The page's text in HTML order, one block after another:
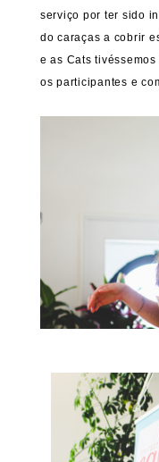
serviço por ter sido
do caraças a cobrir
e as Cats
os participantes e